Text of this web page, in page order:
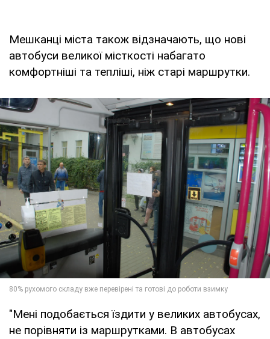
Мешканці міста також відзначають, що нові
автобуси великої місткості набагато
комфортніші та тепліші, ніж старі маршрутки.
"Мені подобається їздити у великих автобусах,
не порівняти із маршрутками. В автобусах